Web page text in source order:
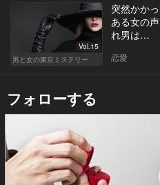
Vol.15
男と女の東京ミステリー
突然かか
ある女の
れ男は…
恋愛
フォローする